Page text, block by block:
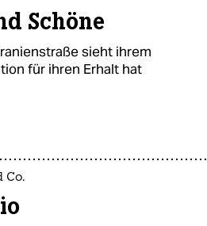
Schöne
sieht ihrem
für ihren Erhalt hat
Co.